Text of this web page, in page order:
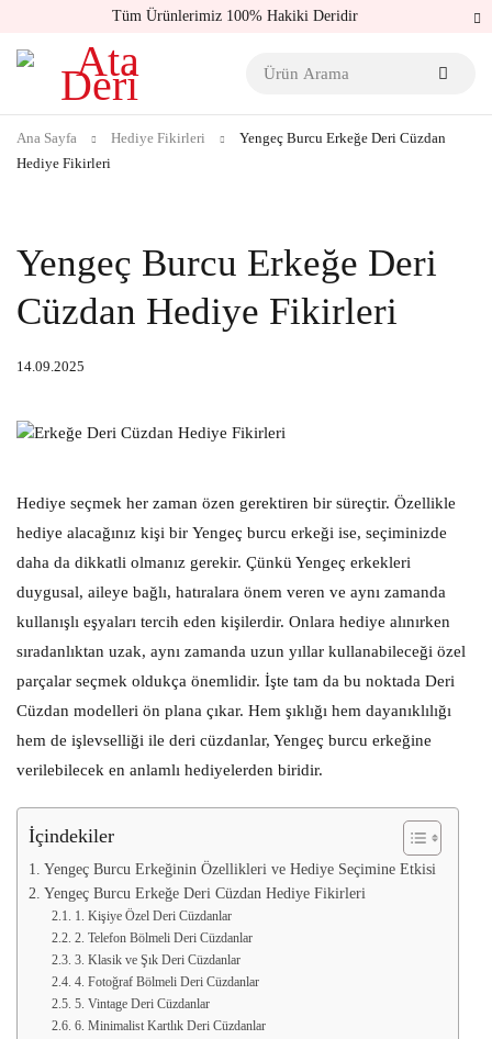
Tüm Ürünlerimiz 100% Hakiki Deridir
Ana Sayfa Hediye Fikirleri
Yengeç Burcu Erkeğe Deri Cüzdan
Hediye Fikirleri
Yengeç Burcu Erkeğe Deri
Cüzdan Hediye Fikirleri
14.09.2025
Hediye seçmek her zaman özen gerektiren bir süreçtir. Özellikle
hediye alacağınız kişi bir Yengeç burcu erkeği ise, seçiminizde
daha da dikkatli olmanız gerekir. Çünkü Yengeç erkekleri
duygusal, aileye bağlı, hatıralara önem veren ve aynı zamanda
kullanışlı eşyaları tercih eden kişilerdir. Onlara hediye alınırken
sıradanlıktan uzak, aynı zamanda uzun yıllar kullanabileceği özel
parçalar seçmek oldukça önemlidir. İşte tam da bu noktada Deri
Cüzdan modelleri ön plana çıkar. Hem şıklığı hem dayanıklılığı
hem de işlevselliği ile deri cüzdanlar, Yengeç burcu erkeğine
verilebilecek en anlamlı hediyelerden biridir.
İçindekiler
Yengeç Burcu Erkeğinin Özellikleri ve Hediye Seçimine Etkisi
Yengeç Burcu Erkeğe Deri Cüzdan Hediye Fikirleri
1. Kişiye Özel Deri Cüzdanlar
2. Telefon Bölmeli Deri Cüzdanlar
3. Klasik ve Şık Deri Cüzdanlar
4. Fotoğraf Bölmeli Deri Cüzdanlar
5. Vintage Deri Cüzdanlar
6. Minimalist Kartlık Deri Cüzdanlar